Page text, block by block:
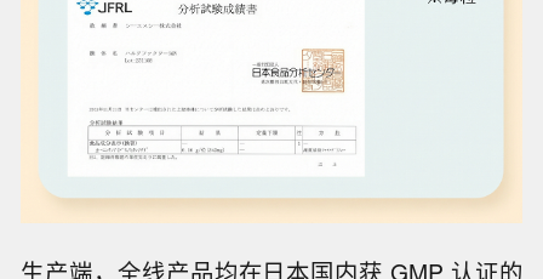
生产端，全线产品均在日本国内获 GMP 认证的